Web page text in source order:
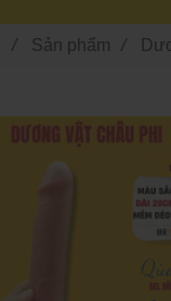
/ Sản phẩm /